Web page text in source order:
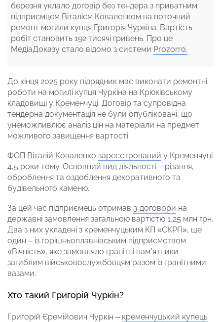
березня уклало договір без тендера з приватним
підприємцем Віталієм Коваленком на поточний
ремонт могили купця Григорія Чуркіна. Вартість
робіт становить 192 тисячі гривень. Про це
МедіаДоказу стало відомо з системи Prozorro.
До кінця 2025 року підрядник має виконати ремонтні
роботи на могилі купця Чуркіна на Крюківському
кладовищі у Кременчуці. Договір та супровідна
тендерна документація не були опубліковані, що
унеможливлює аналіз цін на матеріали на предмет
можливого завищення вартості.
ФОП Віталій Коваленко зареєстрований у Кременчуці
4,5 роки тому. Основний вид діяльності – різання,
оброблення та оздоблення декоративного та
будівельного каменю.
За цей час підприємець отримав 3 договори на
державні замовлення загальною вартістю 1,25 млн грн.
Два з них укладені з кременчуцьким КП «СКРП», ще
один – із горішньоплавнівським підприємством
«Вічність», яке замовляло гранітні пам’ятники
загиблим військовослужбовцям разом із гранітними
вазами.
Хто такий Григорій Чуркін?
Григорій Єремійович Чуркін – кременчуцький купець